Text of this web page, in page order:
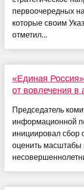
первоочередных
которые своим
отметил...
«Единая
от вовлечения в
Председатель
информационной
инициировал сбор
оценить масштабы